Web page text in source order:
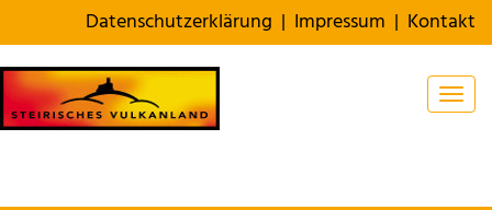
Datenschutzerklärung | Impressum | Kontakt